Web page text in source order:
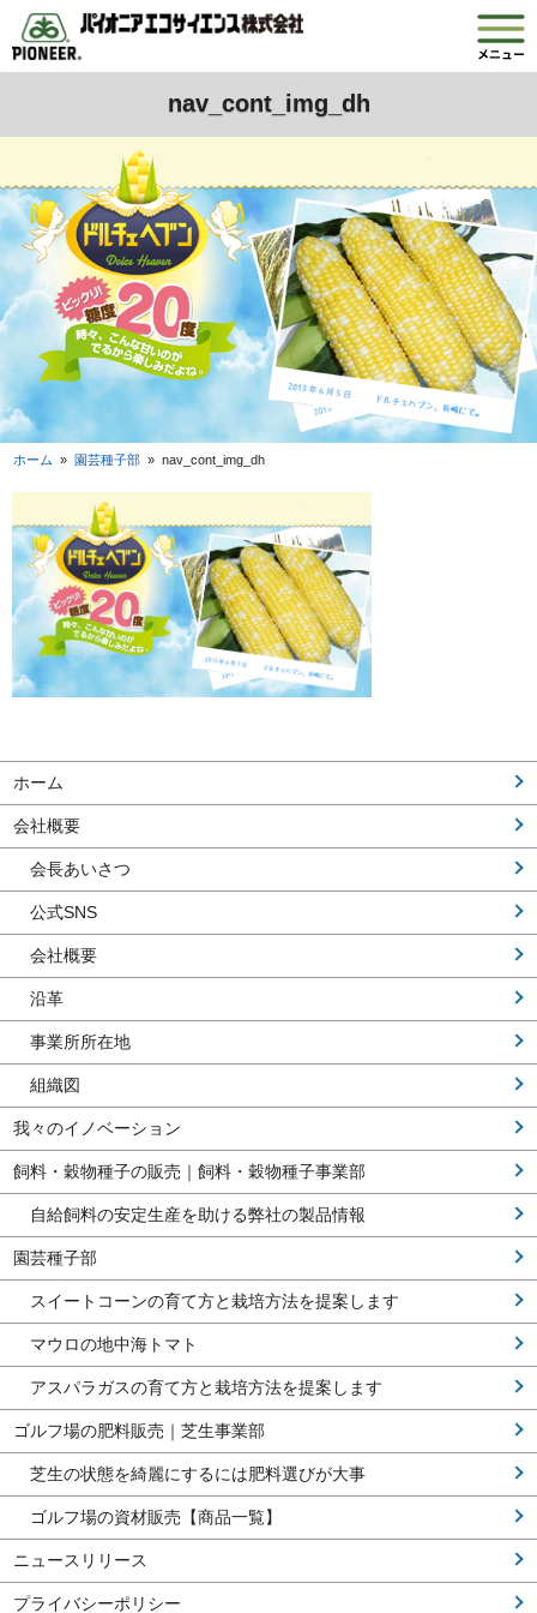
nav_cont_img_dh
ホーム »園芸種子部 »nav_cont_img_dh
ホーム
会社概要
会長あいさつ
公式SNS
会社概要
沿革
事業所所在地
組織図
我々のイノベーション
飼料・穀物種子の販売｜飼料・穀物種子事業部
自給飼料の安定生産を助ける弊社の製品情報
園芸種子部
スイートコーンの育て方と栽培方法を提案します
マウロの地中海トマト
アスパラガスの育て方と栽培方法を提案します
ゴルフ場の肥料販売｜芝生事業部
芝生の状態を綺麗にするには肥料選びが大事
ゴルフ場の資材販売【商品一覧】
ニュースリリース
プライバシーポリシー